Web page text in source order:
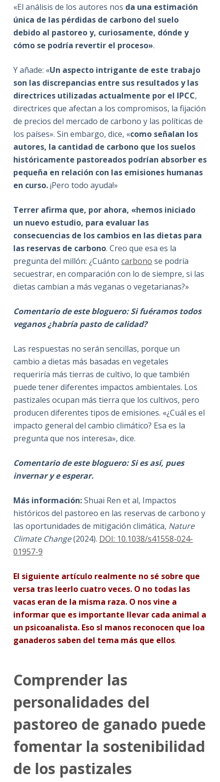
«El análisis de los autores nos da una estimación
única de las pérdidas de carbono del suelo
debido al pastoreo y, curiosamente, dónde y
cómo se podría revertir el proceso».
Y añade: «Un aspecto intrigante de este trabajo
son las discrepancias entre sus resultados y las
directrices utilizadas actualmente por el IPCC,
directrices que afectan a los compromisos, la fijación
de precios del mercado de carbono y las políticas de
los países». Sin embargo, dice, «como señalan los
autores, la cantidad de carbono que los suelos
históricamente pastoreados podrían absorber es
pequeña en relación con las emisiones humanas
en curso.¡Pero todo ayuda!»
Terrer afirma que, por ahora, «hemos iniciado
un nuevo estudio, para evaluar las
consecuencias de los cambios en las dietas para
las reservas de carbono. Creo que esa es la
pregunta del millón: ¿Cuánto carbono se podría
secuestrar, en comparación con lo de siempre, si las
dietas cambian a más veganas o vegetarianas?»
Comentario de este bloguero: Si fuéramos todos
veganos ¿habría pasto de calidad?
Las respuestas no serán sencillas, porque un
cambio a dietas más basadas en vegetales
requeriría más tierras de cultivo, lo que también
puede tener diferentes impactos ambientales. Los
pastizales ocupan más tierra que los cultivos, pero
producen diferentes tipos de emisiones. «¿Cuál es el
impacto general del cambio climático? Esa es la
pregunta que nos interesa», dice.
Comentario de este bloguero: Si es así, pues
invernar y e esperar.
Más información:Shuai Ren et al, Impactos
históricos del pastoreo en las reservas de carbono y
las oportunidades de mitigación climática, Nature
Climate Change(2024). DOI: 10.1038/s41558-024-
01957-9
El siguiente artículo realmente no sé sobre que
versa tras leerlo cuatro veces. O no todas las
vacas eran de la misma raza. O nos vine a
informar que es importante llevar cada animal a
un psicoanalista. Eso sl manos reconocen que loa
ganaderos saben del tema más que ellos.
Comprender las
personalidades del
pastoreo de ganado puede
fomentar la sostenibilidad
de los pastizales